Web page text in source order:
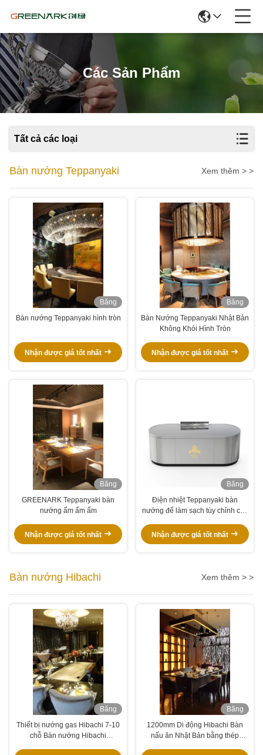
Các Sản Phẩm
Tất cả các loại
Bàn nướng Teppanyaki Xem thêm > >
Băng
hình
Bàn nướng Teppanyaki hình tròn
Nhận được giá tốt nhất
Băng
hình
Bàn Nướng Teppanyaki Nhật Bản
Không Khói Hình Tròn
Nhận được giá tốt nhất
Băng
hình
GREENARK Teppanyaki bàn
nướng ẩm ẩm ẩm
Nhận được giá tốt nhất
Băng
hình
Điện nhiệt Teppanyaki bàn
nướng để làm sạch tùy chỉnh cho
Nhận được giá tốt nhất
Bàn nướng Hibachi Xem thêm > >
Băng
hình
Thiết bị nướng gas Hibachi 7-10
chỗ Bàn nướng Hibachi
Băng
hình
1200mm Di động Hibachi Bàn
nấu ăn Nhật Bản bằng thép